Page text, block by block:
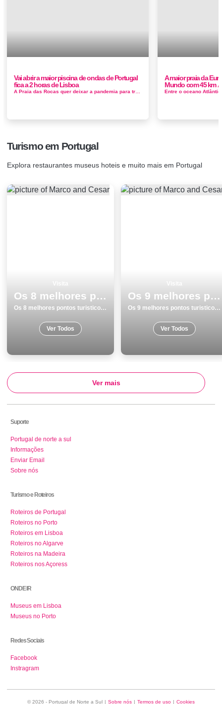
Vai abrir a maior piscina de ondas de Portugal
fica a 2 horas de Lisboa
A maior praia da
Mundo com 45 km
Turismo em Portugal
Explora restaurantes museus hoteis e muito mais em Portugal
Os 8 melhores pontos turisticos para visitar em Ericeira
Os 8 melhores pontos turisticos para visitar em Ericeira
Ver Todos
Os 9 melhores pontos turisticos para conhecer e visitar em Aveiro
Os 9 melhores pontos turisticos para conhecer e visitar em Aveiro
Ver Todos
Ver mais
Suporte
Portugal de norte a sul
Informações
Enviar Email
Sobre nós
Turismo e Roteiros
Roteiros de Portugal
Roteiros no Porto
Roteiros em Lisboa
Roteiros no Algarve
Roteiros na Madeira
Roteiros nos Açoress
ONDE IR
Museus em Lisboa
Museus no Porto
Redes Sociais
Facebook
Instragram
© 2026 - Portugal de Norte a Sul | Sobre nós | Termos de uso | Cookies